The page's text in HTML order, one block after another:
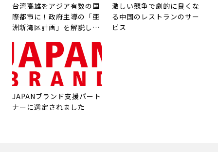
台湾高雄をアジア有数の国
際都市に！政府主導の「亜
洲新湾区計画」を解説しま
激しい競争で劇的に良くな
る中国のレストランのサー
ビス
JAPANブランド支援パート
ナーに選定されました